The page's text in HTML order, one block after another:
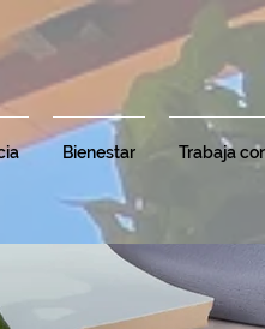
Bienestar Trabaja